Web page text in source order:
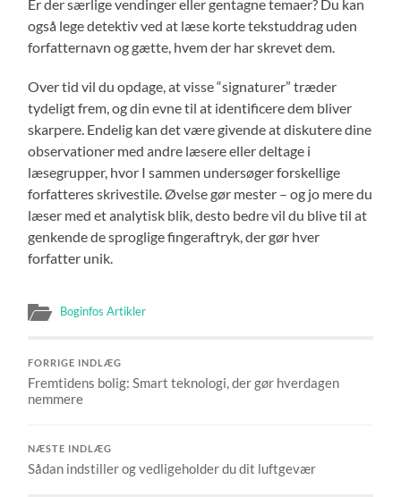
Er der særlige vendinger eller gentagne temaer? Du kan
også lege detektiv ved at læse korte tekstuddrag uden
forfatternavn og gætte, hvem der har skrevet dem.
Over tid vil du opdage, at visse “signaturer” træder
tydeligt frem, og din evne til at identificere dem bliver
skarpere. Endelig kan det være givende at diskutere dine
observationer med andre læsere eller deltage i
læsegrupper, hvor I sammen undersøger forskellige
forfatteres skrivestile. Øvelse gør mester – og jo mere du
læser med et analytisk blik, desto bedre vil du blive til at
genkende de sproglige fingeraftryk, der gør hver
forfatter unik.
Boginfos Artikler
FORRIGE INDLÆG
Fremtidens bolig: Smart teknologi, der gør hverdagen
nemmere
NÆSTE INDLÆG
Sådan indstiller og vedligeholder du dit luftgevær